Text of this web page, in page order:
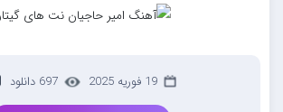
19 فوریه 2025 697 دانلود